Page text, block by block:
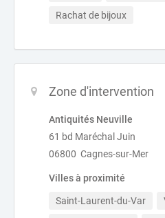
Rachat de bijoux
Zone d'intervention
Antiquités Neuville
61 bd Maréchal Juin
06800 Cagnes-sur-Mer
Villes à proximité
Saint-Laurent-du-Var